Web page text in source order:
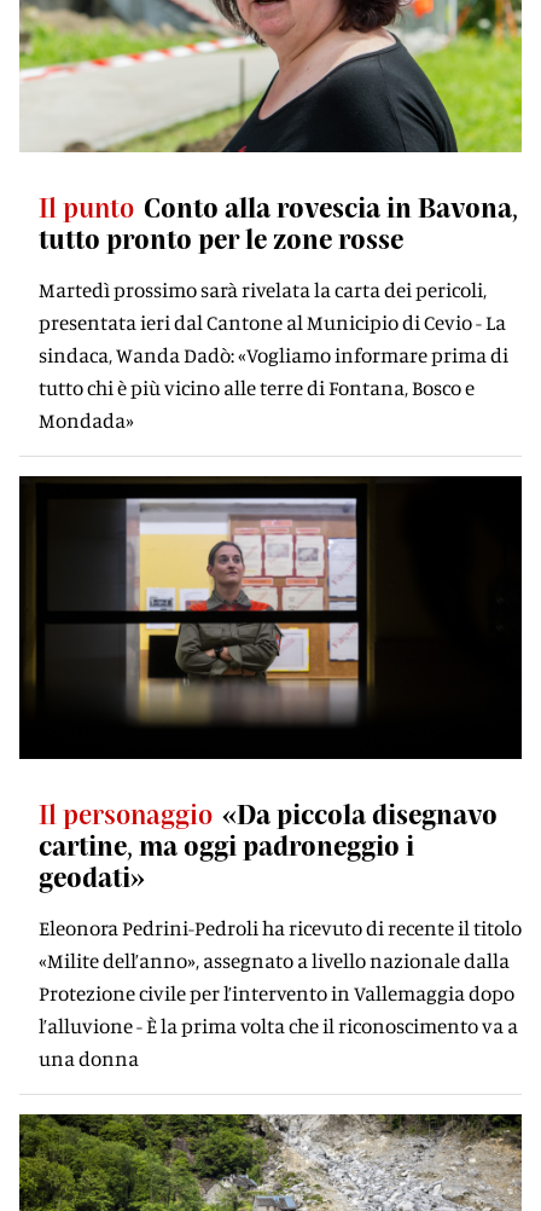
Il punto Conto alla rovescia in Bavona,
tutto pronto per le zone rosse
Martedì prossimo sarà rivelata la carta dei pericoli,
presentata ieri dal Cantone al Municipio di Cevio - La
sindaca, Wanda Dadò: «Vogliamo informare prima di
tutto chi è più vicino alle terre di Fontana, Bosco e
Mondada»
Il personaggio «Da piccola disegnavo
cartine, ma oggi padroneggio i
geodati»
Eleonora Pedrini-Pedroli ha ricevuto di recente il titolo
«Milite dell’anno», assegnato a livello nazionale dalla
Protezione civile per l’intervento in Vallemaggia dopo
l’alluvione - È la prima volta che il riconoscimento va a
una donna